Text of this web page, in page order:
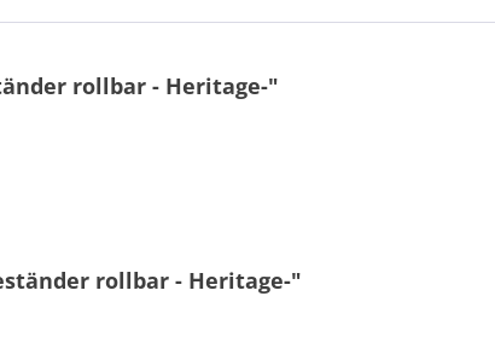
rollbar - Heritage-"
rollbar - Heritage-"